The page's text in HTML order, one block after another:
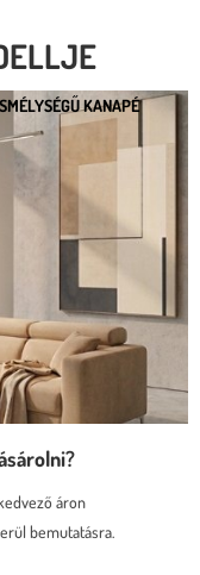
KANAPÉ
ÉS
áron
bemutatásra.